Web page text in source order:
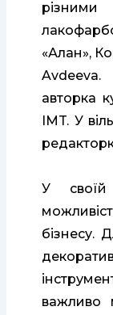
«Алан»,
авторка
IMT. У
У своїй
бізнесу.
важливо